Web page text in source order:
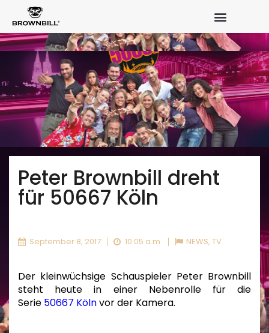
Peter Brownbill dreht
für 50667 Köln
September 8, 2017 10:05 a.m. NEWS, TV
Der kleinwüchsige Schauspieler Peter Brownbill
steht heute in einer Nebenrolle für die
Serie 50667 Kölnvor der Kamera.